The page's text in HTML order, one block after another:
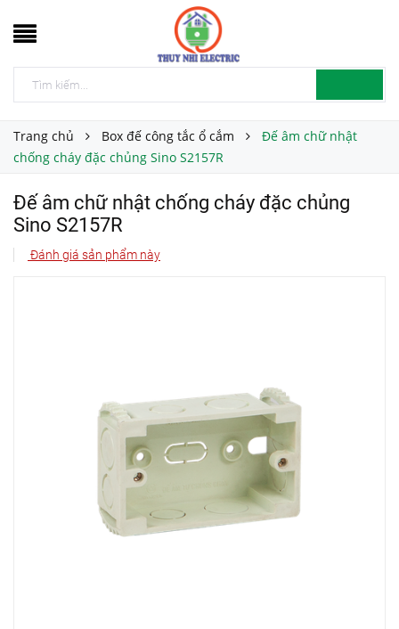
Trang chủ Box đế công tắc ổ cắm
Đế âm chữ nhật
chống cháy đặc chủng Sino S2157R
Đế âm chữ nhật chống cháy đặc chủng
Sino S2157R
Đánh giá sản phẩm này